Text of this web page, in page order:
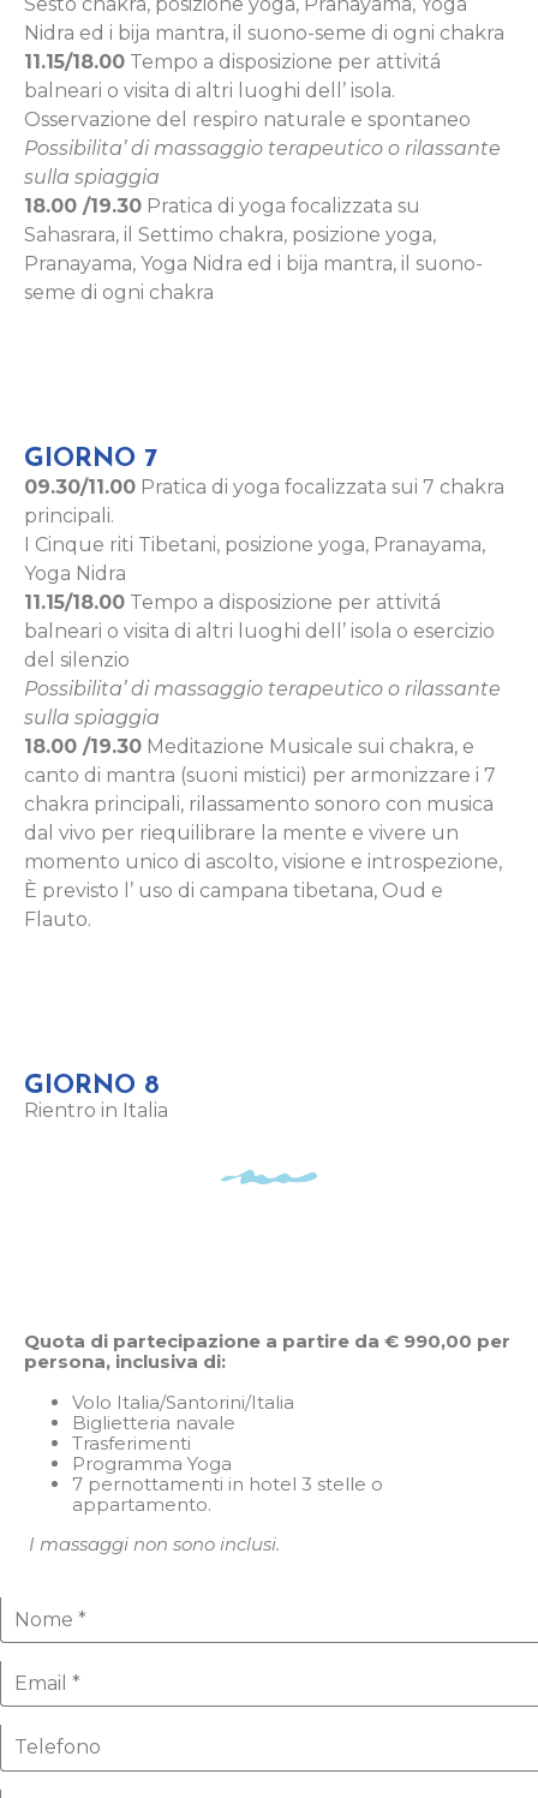
Nidra ed i bija mantra, il suono-seme di ogni chakra
11.15/18.00 Tempo a disposizione per attivitá
balneari o visita di altri luoghi dell’ isola.
Osservazione del respiro naturale e spontaneo
Possibilita’ di massaggio terapeutico o rilassante
sulla spiaggia
18.00 /19.30 Pratica di yoga focalizzata su
Sahasrara, il Settimo chakra, posizione yoga,
Pranayama, Yoga Nidra ed i bija mantra, il suono-
seme di ogni chakra
GIORNO 7
09.30/11.00 Pratica di yoga focalizzata sui 7 chakra
principali.
I Cinque riti Tibetani, posizione yoga, Pranayama,
Yoga Nidra
11.15/18.00 Tempo a disposizione per attivitá
balneari o visita di altri luoghi dell’ isola o esercizio
del silenzio
Possibilita’ di massaggio terapeutico o rilassante
sulla spiaggia
18.00 /19.30 Meditazione Musicale sui chakra, e
canto di mantra (suoni mistici) per armonizzare i 7
chakra principali, rilassamento sonoro con musica
dal vivo per riequilibrare la mente e vivere un
momento unico di ascolto, visione e introspezione,
È previsto l’ uso di campana tibetana, Oud e
Flauto.
GIORNO 8
Rientro in Italia
Quota di partecipazione a partire da € 990,00 per
persona, inclusiva di:
Volo Italia/Santorini/Italia
Biglietteria navale
Trasferimenti
Programma Yoga
7 pernottamenti in hotel 3 stelle o
appartamento.
I massaggi non sono inclusi.